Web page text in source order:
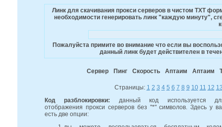
Линк для скачивания прокси серверов в чистом TXT
необходимости генерировать линк "каждую минуту",
Пожалуйста примите во внимание что если вы
данный линк будет действителен в
Сервер Пинг Скорость Аптаим Аптаим
Страницы: 1 2 3 4 5 6 7 8 9 10 11 12
Код разблокировки:
данный код используется
отображения прокси серверов без "*" символов. Здесь у
есть две опции: